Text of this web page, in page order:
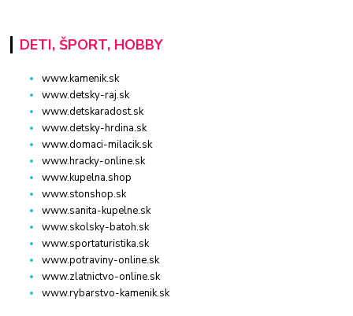
DETI, ŠPORT, HOBBY
www.kamenik.sk
www.detsky-raj.sk
www.detskaradost.sk
www.detsky-hrdina.sk
www.domaci-milacik.sk
www.hracky-online.sk
www.kupelna.shop
www.stonshop.sk
www.sanita-kupelne.sk
www.skolsky-batoh.sk
www.sportaturistika.sk
www.potraviny-online.sk
www.zlatnictvo-online.sk
www.rybarstvo-kamenik.sk